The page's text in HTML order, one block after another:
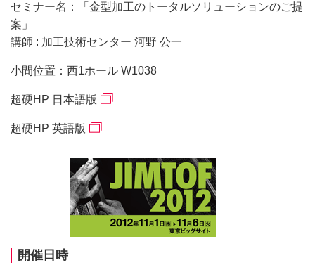
セミナー名：「金型加工のトータルソリューションのご提
案」
講師 : 加工技術センター 河野 公一
小間位置：西1ホール W1038
超硬HP 日本語版
超硬HP 英語版
開催日時